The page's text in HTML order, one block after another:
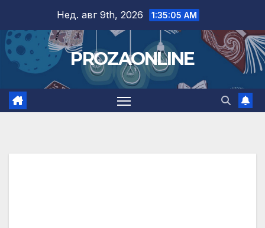
content
Нед. авг 9th, 2026 1:35:06 AM
PROZAONLINE